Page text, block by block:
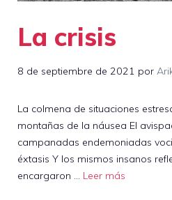
La crisis
8 de septiembre de 2021 por
La colmena de situaciones
montañas de la náusea El
campanadas endemoniadas
éxtasis Y los mismos insanos
encargaron … Leer más